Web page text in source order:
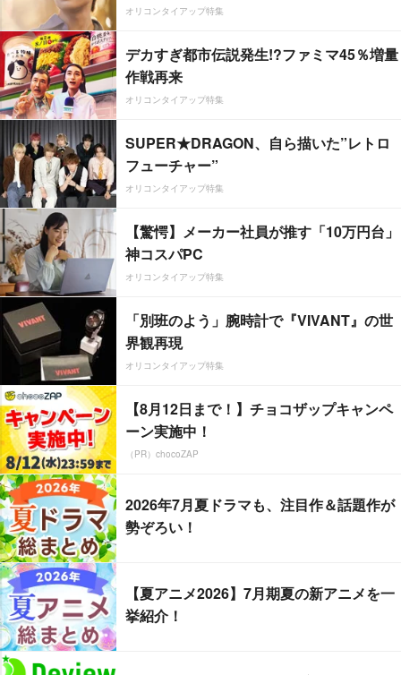
オリコンタイアップ特集
デカすぎ都市伝説発生!?ファミマ45％増量
作戦再来
オリコンタイアップ特集
SUPER★DRAGON、自ら描いた”レトロ
フューチャー”
オリコンタイアップ特集
【驚愕】メーカー社員が推す「10万円台」
神コスパPC
オリコンタイアップ特集
「別班のよう」腕時計で『VIVANT』の世
界観再現
オリコンタイアップ特集
【8月12日まで！】チョコザップキャンペ
ーン実施中！
（PR）chocoZAP
2026年7月夏ドラマも、注目作＆話題作が
勢ぞろい！
【夏アニメ2026】7月期夏の新アニメを一
挙紹介！